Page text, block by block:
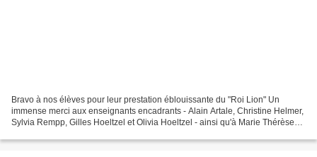
Bravo à nos élèves pour leur prestation éblouissante du "Roi Lion" Un
immense merci aux enseignants encadrants - Alain Artale, Christine Helmer,
Sylvia Rempp, Gilles Hoeltzel et Olivia Hoeltzel - ainsi qu'à Marie Thérèse